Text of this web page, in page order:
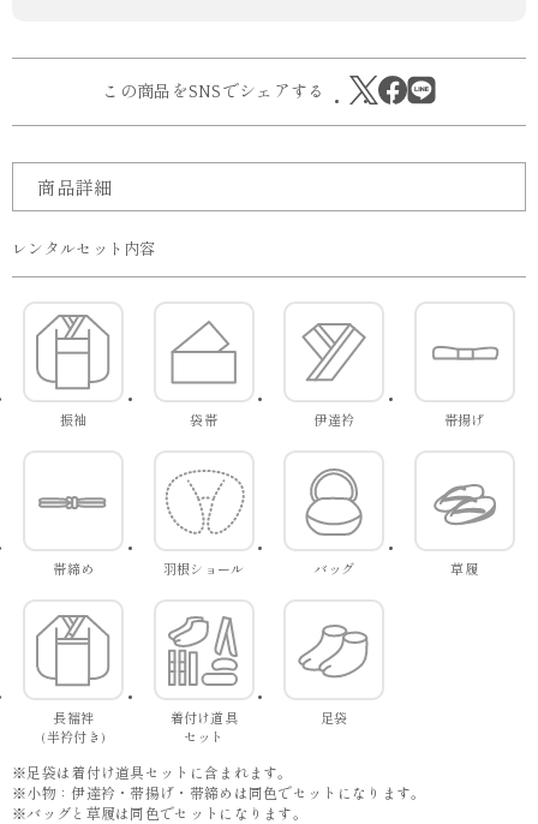
この商品をSNSでシェアする
商品詳細
レンタルセット内容
振袖 袋帯 伊達衿 帯揚げ
帯締め 羽根ショール バッグ 草履
長襦袢
(半衿付き)
着付け道具
セット
足袋
※足袋は着付け道具セットに含まれます。
※小物：伊達衿・帯揚げ・帯締めは同色でセットになります。
※バッグと草履は同色でセットになります。